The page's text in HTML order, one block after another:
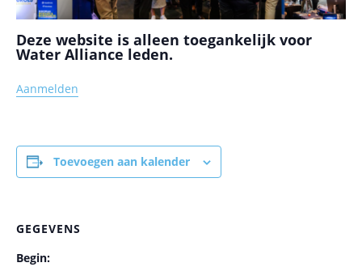
Deze website is alleen toegankelijk voor
Water Alliance leden.
Aanmelden
Toevoegen aan kalender
GEGEVENS
Begin: